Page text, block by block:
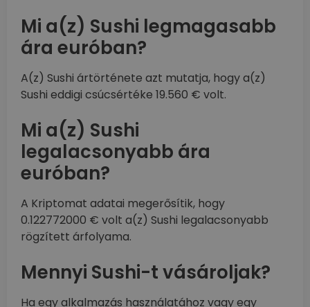
Mi a(z) Sushi legmagasabb
ára euróban?
A(z) Sushi ártörténete azt mutatja, hogy a(z)
Sushi eddigi csúcsértéke 19.560 € volt.
Mi a(z) Sushi
legalacsonyabb ára
euróban?
A Kriptomat adatai megerősítik, hogy
0.122772000 € volt a(z) Sushi legalacsonyabb
rögzített árfolyama.
Mennyi Sushi-t vásároljak?
Ha egy alkalmazás használatához vagy egy